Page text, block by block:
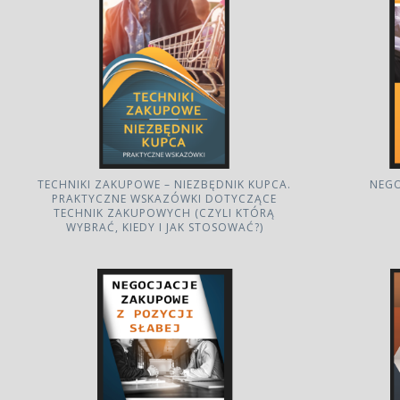
TECHNIKI ZAKUPOWE – NIEZBĘDNIK KUPCA.
PRAKTYCZNE WSKAZÓWKI DOTYCZĄCE
TECHNIK ZAKUPOWYCH (CZYLI KTÓRĄ
WYBRAĆ, KIEDY I JAK STOSOWAĆ?)